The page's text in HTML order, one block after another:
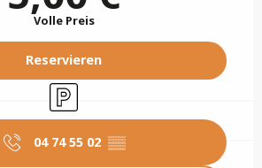
Volle Preis
Reservieren
Parkplatz
04 74 55 02 ▒▒